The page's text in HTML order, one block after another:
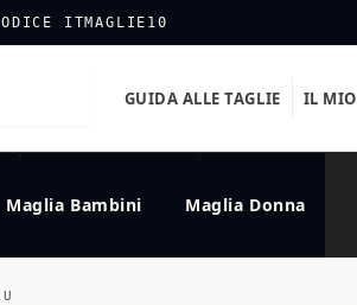
ITMAGLIE10
GUIDA ALLE TAGLIE IL
Maglia Bambini Maglia Donna